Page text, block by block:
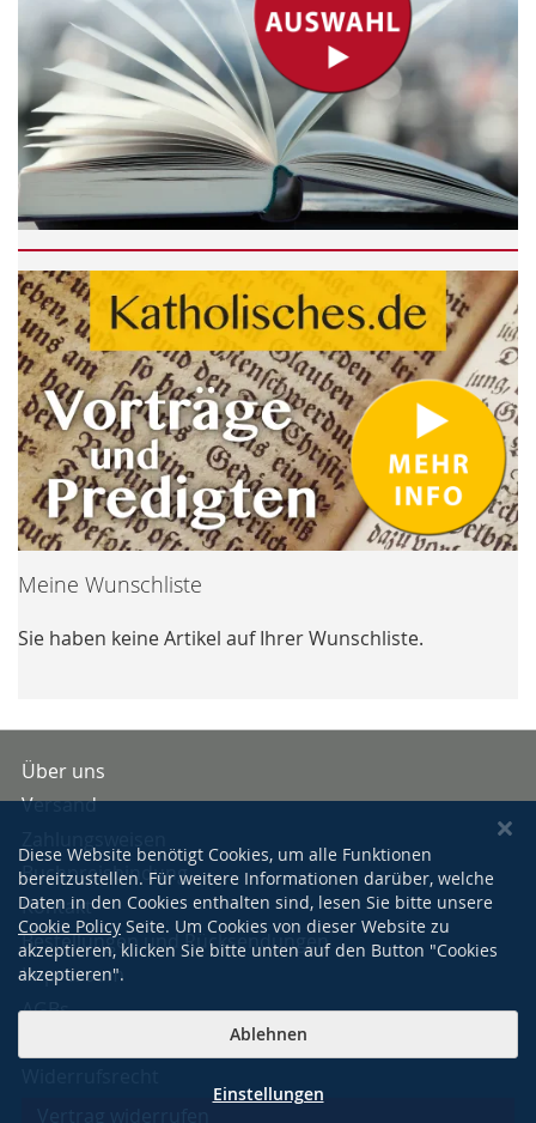
Meine Wunschliste
Sie haben keine Artikel auf Ihrer Wunschliste.
Über uns
Versand
Buchpreisbindung
Kontakt
Bestellungen und Rücksendungen
Impressum
AGBs
Diese Website benötigt Cookies, um alle Funktionen
bereitzustellen. Für weitere Informationen darüber, welche
Daten in den Cookies enthalten sind, lesen Sie bitte unsere
Cookie Policy Seite. Um Cookies von dieser Website zu
akzeptieren, klicken Sie bitte unten auf den Button "Cookies
akzeptieren".
Ablehnen
Einstellungen